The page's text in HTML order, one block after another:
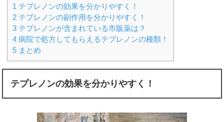
1 テプレノンの効果を分かりやすく！
2 テプレノンの副作用を分かりやすく！
3 テプレノンが含まれている市販薬は？
4 病院で処方してもらえるテプレノンの種類！
5 まとめ
テプレノンの効果を分かりやすく！